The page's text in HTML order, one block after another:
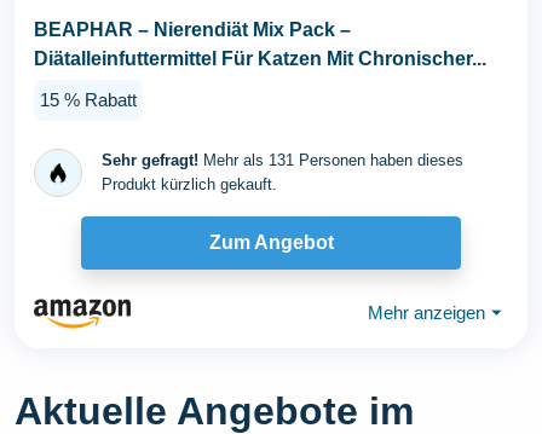
BEAPHAR – Nierendiät Mix Pack –
Diätalleinfuttermittel Für Katzen Mit Chronischer...
15 % Rabatt
Sehr gefragt! Mehr als 131 Personen haben dieses
Produkt kürzlich gekauft.
Zum Angebot
Mehr anzeigen ⏷
Aktuelle Angebote im